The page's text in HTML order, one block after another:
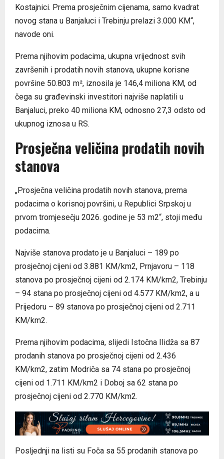
Kostajnici. Prema prosječnim cijenama, samo kvadrat
novog stana u Banjaluci i Trebinju prelazi 3.000 KM“,
navode oni.
Prema njihovim podacima, ukupna vrijednost svih
završenih i prodatih novih stanova, ukupne korisne
površine 50.803 m², iznosila je 146,4 miliona KM, od
čega su građevinski investitori najviše naplatili u
Banjaluci, preko 40 miliona KM, odnosno 27,3 odsto od
ukupnog iznosa u RS.
Prosječna veličina prodatih novih
stanova
„Prosječna veličina prodatih novih stanova, prema
podacima o korisnoj površini, u Republici Srpskoj u
prvom tromjesečju 2026. godine je 53 m2“, stoji među
podacima.
Najviše stanova prodato je u Banjaluci – 189 po
prosječnoj cijeni od 3.881 KM/km2, Prnjavoru – 118
stanova po prosječnoj cijeni od 2.174 KM/km2, Trebinju
– 94 stana po prosječnoj cijeni od 4.577 KM/km2, a u
Prijedoru – 89 stanova po prosječnoj cijeni od 2.711
KM/km2.
Prema njihovim podacima, slijedi Istočna Ilidža sa 87
prodanih stanova po prosječnoj cijeni od 2.436
KM/km2, zatim Modriča sa 74 stana po prosječnoj
cijeni od 1.711 KM/km2 i Doboj sa 62 stana po
prosječnoj cijeni od 2.770 KM/km2.
Posljednji na listi su Foča sa 55 prodanih stanova po